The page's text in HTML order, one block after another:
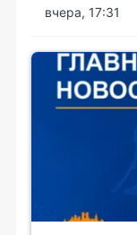
вчера, 17:31